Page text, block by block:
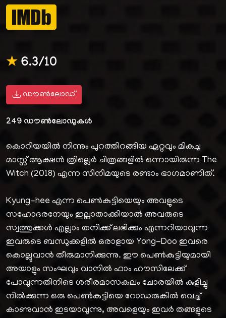
★6.3/10
ഡൗൺലോഡ്
249 ഡൗൺലോഡുകൾ
കൊറിയയിൽ നിന്നും പുറത്തിറങ്ങിയ ഏറ്റവും മികച്ച
മാസ്സ് ആക്ഷൻ ത്രില്ലെർ ചിത്രങ്ങളിൽ ഒന്നായിരുന്ന The
Witch (2018) എന്ന സിനിമയുടെ രണ്ടാം ഭാഗമാണിത്.
Kyung-hee എന്ന പെൺകുട്ടിയെയും അവളുടെ
സഹോദരനേയും ഇല്ലാതാക്കിയാൽ അവരുടെ
സ്വത്തുക്കൾ എല്ലാം തനിക്ക് ലഭിക്കും എന്നറിയാവുന്ന
ഇവരുടെ ബന്ധുക്കളിൽ ഒരാളായ Yong-Doo ഇവരെ
കൊല്ലുവാൻ തീരുമാനിക്കുന്നു. ഈ പെൺകുട്ടിയുമായി
അയാളും സംഘവും വാനിൽ ഫാം ഹൗസിലേക്ക്
പോവുന്നതിനിടെ ശരീരമാസകലം ചോരയിൽ കുളിച്ചു
നിൽക്കുന്ന ഒരു പെൺകുട്ടിയെ റോഡരുകിൽ വെച്ച്
കാണുവാൻ ഇടയാവുന്നു, അവളെയും ഇവർ തങ്ങളുടെ